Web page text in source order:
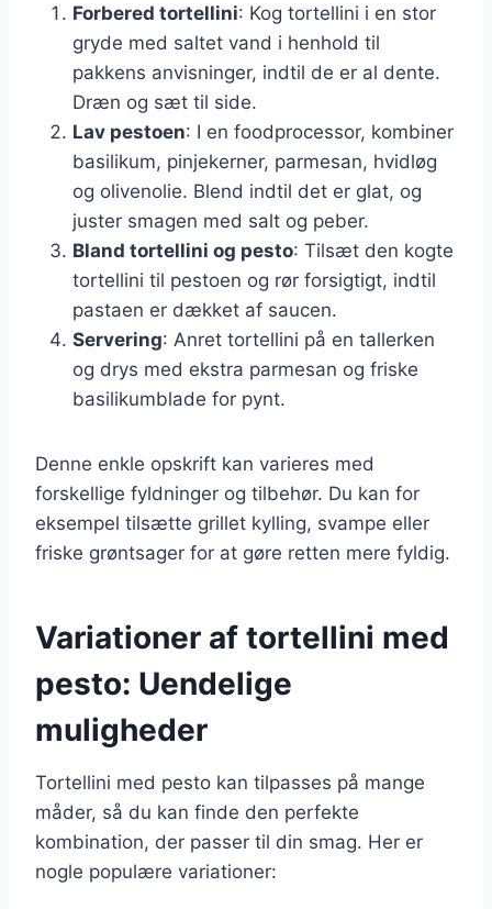
Forbered tortellini: Kog tortellini i en stor
gryde med saltet vand i henhold til
pakkens anvisninger, indtil de er al dente.
Dræn og sæt til side.
Lav pestoen: I en foodprocessor, kombiner
basilikum, pinjekerner, parmesan, hvidløg
og olivenolie. Blend indtil det er glat, og
juster smagen med salt og peber.
Bland tortellini og pesto: Tilsæt den kogte
tortellini til pestoen og rør forsigtigt, indtil
pastaen er dækket af saucen.
Servering: Anret tortellini på en tallerken
og drys med ekstra parmesan og friske
basilikumblade for pynt.
Denne enkle opskrift kan varieres med
forskellige fyldninger og tilbehør. Du kan for
eksempel tilsætte grillet kylling, svampe eller
friske grøntsager for at gøre retten mere fyldig.
Variationer af tortellini med
pesto: Uendelige
muligheder
Tortellini med pesto kan tilpasses på mange
måder, så du kan finde den perfekte
kombination, der passer til din smag. Her er
nogle populære variationer: